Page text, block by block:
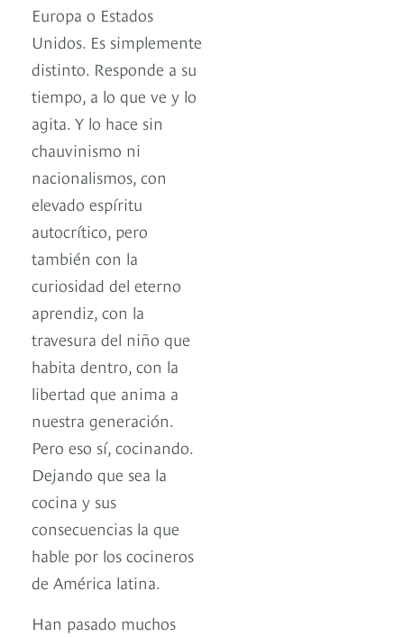
Europa o Estados
Unidos. Es simplemente
distinto. Responde a su
tiempo, a lo que ve y lo
agita. Y lo hace sin
chauvinismo ni
nacionalismos, con
elevado espíritu
autocrítico, pero
también con la
curiosidad del eterno
aprendiz, con la
travesura del niño que
habita dentro, con la
libertad que anima a
nuestra generación.
Pero eso sí, cocinando.
Dejando que sea la
cocina y sus
consecuencias la que
hable por los cocineros
de América latina.
Han pasado muchos